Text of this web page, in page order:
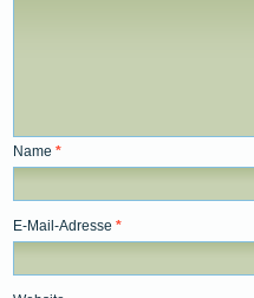
Name *
E-Mail-Adresse *